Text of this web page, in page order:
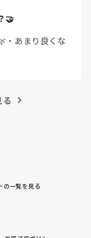
🤝
・ あまり良くな
る
の一覧を見る